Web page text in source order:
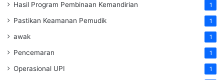
Hasil Program Pembinaan Kemandirian 1
Pastikan Keamanan Pemudik 1
awak 1
Pencemaran 1
Operasional UPI 1